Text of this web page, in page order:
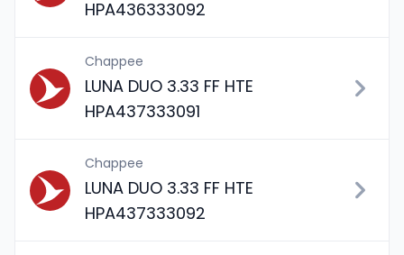
HPA436333092
Chappee
LUNA DUO 3.33 FF HTE
HPA437333091
Chappee
LUNA DUO 3.33 FF HTE
HPA437333092